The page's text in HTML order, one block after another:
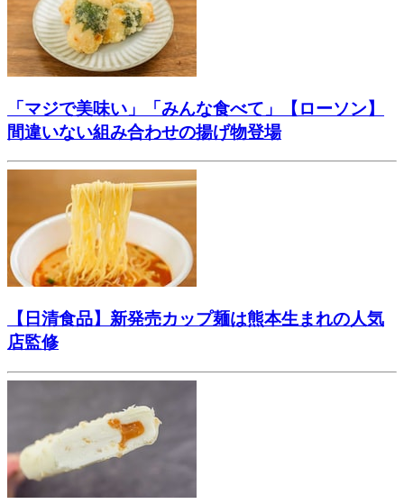
「マジで美味い」「みんな食べて」【ローソン】
間違いない組み合わせの揚げ物登場
【日清食品】新発売カップ麺は熊本生まれの人気
店監修